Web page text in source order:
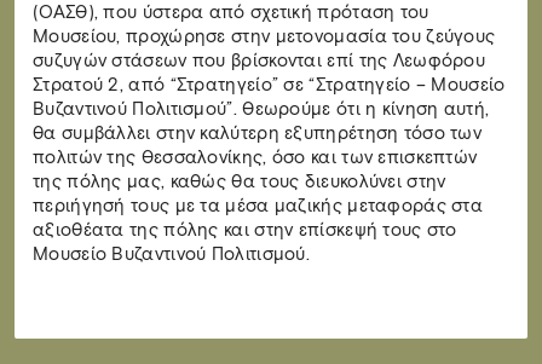
(ΟΑΣΘ), που ύστερα από σχετική πρόταση του
Μουσείου, προχώρησε στην μετονομασία του ζεύγους
συζυγών στάσεων που βρίσκονται επί της Λεωφόρου
Στρατού 2, από “Στρατηγείο” σε “Στρατηγείο – Μουσείο
Βυζαντινού Πολιτισμού”. Θεωρούμε ότι η κίνηση αυτή,
θα συμβάλλει στην καλύτερη εξυπηρέτηση τόσο των
πολιτών της Θεσσαλονίκης, όσο και των επισκεπτών
της πόλης μας, καθώς θα τους διευκολύνει στην
περιήγησή τους με τα μέσα μαζικής μεταφοράς στα
αξιοθέατα της πόλης και στην επίσκεψή τους στο
Μουσείο Βυζαντινού Πολιτισμού.